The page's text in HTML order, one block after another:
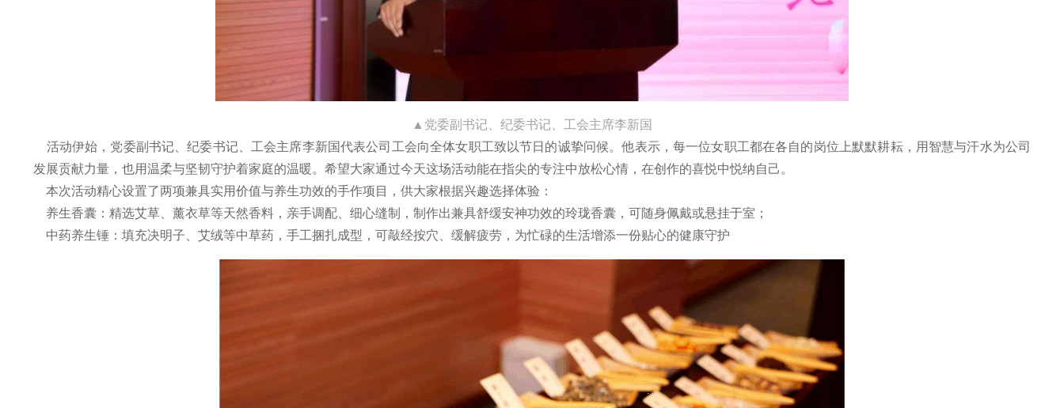
▲党委副书记、纪委书记、工会主席李新国
活动伊始，党委副书记、纪委书记、工会主席李新国代表公司工会向全体女职工致以节日的诚挚问候。他表示，每一位女职工都在各自的岗位上默默耕耘，用智慧与汗水为公司
发展贡献力量，也用温柔与坚韧守护着家庭的温暖。希望大家通过今天这场活动能在指尖的专注中放松心情，在创作的喜悦中悦纳自己。
本次活动精心设置了两项兼具实用价值与养生功效的手作项目，供大家根据兴趣选择体验：
养生香囊：精选艾草、薰衣草等天然香料，亲手调配、细心缝制，制作出兼具舒缓安神功效的玲珑香囊，可随身佩戴或悬挂于室；
中药养生锤：填充决明子、艾绒等中草药，手工捆扎成型，可敲经按穴、缓解疲劳，为忙碌的生活增添一份贴心的健康守护